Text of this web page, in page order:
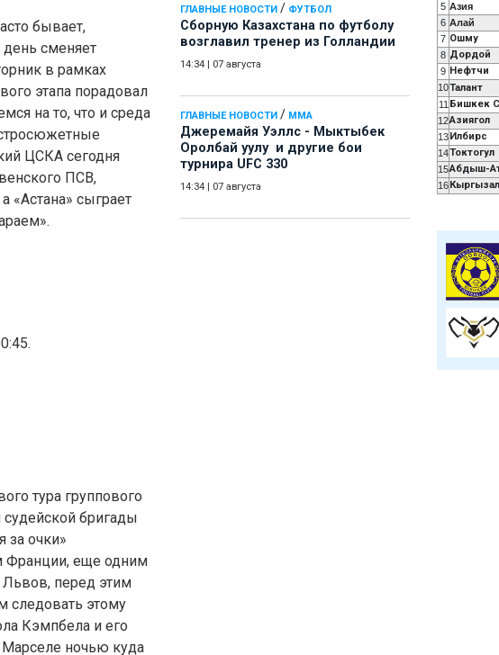
ГЛАВНЫЕ НОВОСТИ / ФУТБОЛ
Сборную Казахстана по футболу
возглавил тренер из Голландии
14:34 07 августа
ГЛАВНЫЕ НОВОСТИ / ММА
Джеремайя Уэллс - Мыктыбек
Оролбай уулу и другие бои
турнира UFC 330
14:34 07 августа
бывает,
день сменяет
в рамках
этапа порадовал
на то, что и среда
ЦСКА сегодня
ПСВ,
сыграет
тура группового
бригады
за очки»
Франции, еще одним
перед этим
следовать этому
Кэмпбела и его
ночью куда
5 Азия
6 Алай
7 Ошму
8 Дордой
9 Нефтчи
10Талант
11 Бишкек
12Азиягол
13 Илбирс
14Токтогул
15Абдыш-
16